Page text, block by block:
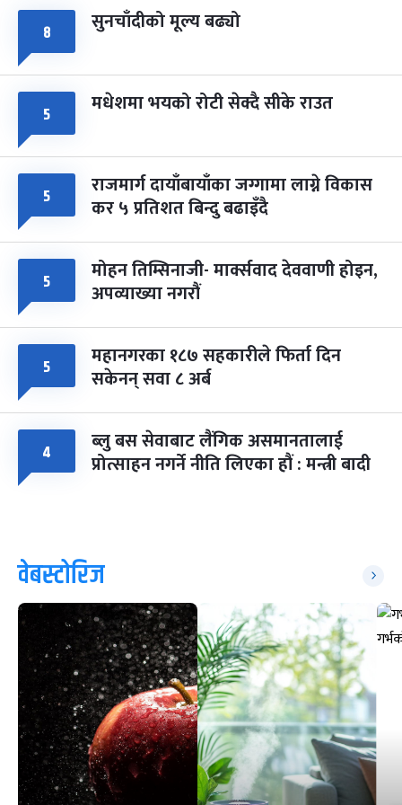
८ सुनचाँदीको मूल्य बढ्यो
५ मधेशमा भयको रोटी सेक्दै सीके राउत
५ राजमार्ग दायाँबायाँका जग्गामा लाग्ने विकास
कर ५ प्रतिशत बिन्दु बढाइँदै
५ मोहन तिम्सिनाजी- मार्क्सवाद देववाणी होइन,
अपव्याख्या नगरौं
५ महानगरका १८७ सहकारीले फिर्ता दिन
सकेनन् सवा ८ अर्ब
४ ब्लु बस सेवाबाट लैंगिक असमानतालाई
प्रोत्साहन नगर्ने नीति लिएका हौं : मन्त्री बादी
वेबस्टोरिज